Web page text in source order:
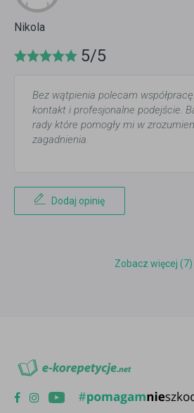
Nikola
5/5
Bez wątpienia polecam
kontakt i profesjonalne podejście.
rady które pomogły mi w
zagadnienia.
Dodaj opinię
Zobacz więcej (7)